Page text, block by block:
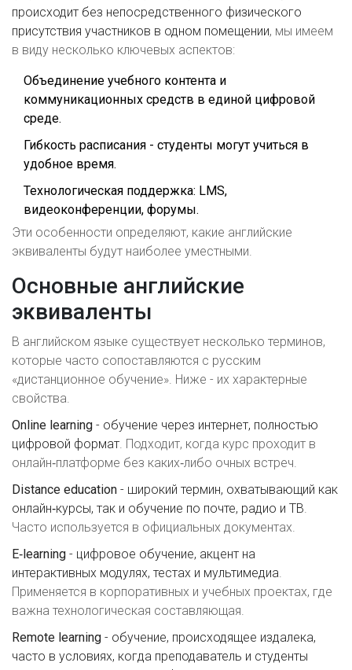
происходит без непосредственного физического
присутствия участников в одном помещении, мы имеем
в виду несколько ключевых аспектов:
Объединение учебного контента и
коммуникационных средств в единой цифровой
среде.
Гибкость расписания - студенты могут учиться в
удобное время.
Технологическая поддержка: LMS,
видеоконференции, форумы.
Эти особенности определяют, какие английские
эквиваленты будут наиболее уместными.
Основные английские
эквиваленты
В английском языке существует несколько терминов,
которые часто сопоставляются с русским
«дистанционное обучение». Ниже - их характерные
свойства.
Online learning - обучение через интернет, полностью
цифровой формат. Подходит, когда курс проходит в
онлайн‑платформе без каких‑либо очных встреч.
Distance education - широкий термин, охватывающий как
онлайн‑курсы, так и обучение по почте, радио и ТВ.
Часто используется в официальных документах.
E‑learning - цифровое обучение, акцент на
интерактивных модулях, тестах и мультимедиа.
Применяется в корпоративных и учебных проектах, где
важна технологическая составляющая.
Remote learning - обучение, происходящее издалека,
часто в условиях, когда преподаватель и студенты